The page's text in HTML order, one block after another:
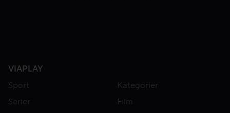
VIAPLAY
Sport
Kategorier
Serier
Film